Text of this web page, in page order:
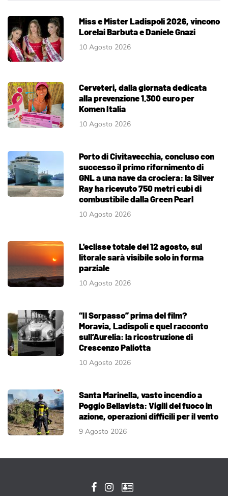
Miss e Mister Ladispoli 2026, vincono
Lorelai Barbuta e Daniele Gnazi
10 Agosto 2026
Cerveteri, dalla giornata dedicata
alla prevenzione 1.300 euro per
Komen Italia
10 Agosto 2026
Porto di Civitavecchia, concluso con
successo il primo rifornimento di
GNL a una nave da crociera: la Silver
Ray ha ricevuto 750 metri cubi di
combustibile dalla Green Pearl
10 Agosto 2026
L'eclisse totale del 12 agosto, sul
litorale sarà visibile solo in forma
parziale
10 Agosto 2026
“Il Sorpasso” prima del film?
Moravia, Ladispoli e quel racconto
sull’Aurelia: la ricostruzione di
Crescenzo Paliotta
10 Agosto 2026
Santa Marinella, vasto incendio a
Poggio Bellavista: Vigili del fuoco in
azione, operazioni difficili per il vento
9 Agosto 2026